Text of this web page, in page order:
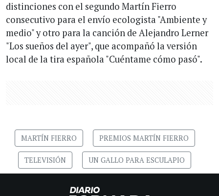
distinciones con el segundo Martín Fierro
consecutivo para el envío ecologista "Ambiente y
medio" y otro para la canción de Alejandro Lerner
"Los sueños del ayer", que acompañó la versión
local de la tira española "Cuéntame cómo pasó".
MARTÍN FIERRO PREMIOS MARTÍN FIERRO
TELEVISIÓN UN GALLO PARA ESCULAPIO